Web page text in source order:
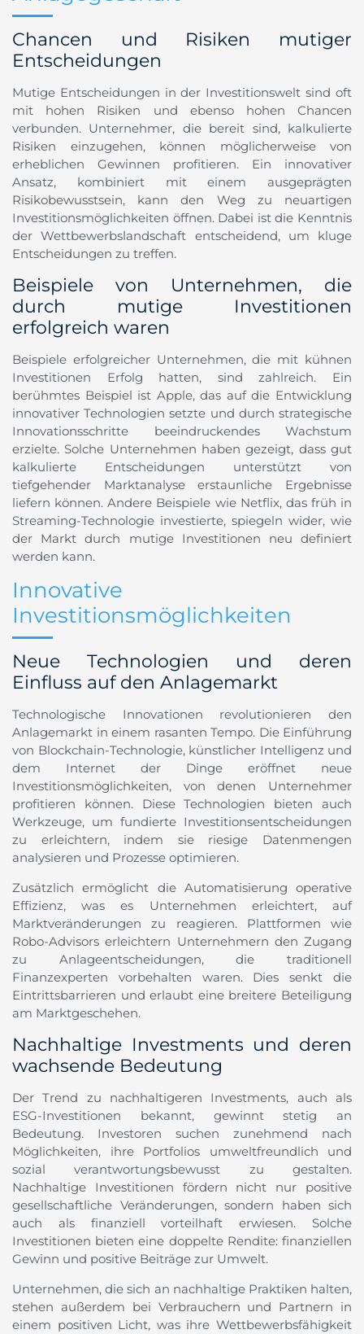
Chancen und Risiken mutiger
Entscheidungen
Mutige Entscheidungen in der Investitionswelt sind oft
mit hohen Risiken und ebenso hohen Chancen
verbunden. Unternehmer, die bereit sind, kalkulierte
Risiken einzugehen, können möglicherweise von
erheblichen Gewinnen profitieren. Ein innovativer
Ansatz, kombiniert mit einem ausgeprägten
Risikobewusstsein, kann den Weg zu neuartigen
Investitionsmöglichkeiten öffnen. Dabei ist die Kenntnis
der Wettbewerbslandschaft entscheidend, um kluge
Entscheidungen zu treffen.
Beispiele von Unternehmen, die
durch mutige Investitionen
erfolgreich waren
Beispiele erfolgreicher Unternehmen, die mit kühnen
Investitionen Erfolg hatten, sind zahlreich. Ein
berühmtes Beispiel ist Apple, das auf die Entwicklung
innovativer Technologien setzte und durch strategische
Innovationsschritte beeindruckendes Wachstum
erzielte. Solche Unternehmen haben gezeigt, dass gut
kalkulierte Entscheidungen unterstützt von
tiefgehender Marktanalyse erstaunliche Ergebnisse
liefern können. Andere Beispiele wie Netflix, das früh in
Streaming-Technologie investierte, spiegeln wider, wie
der Markt durch mutige Investitionen neu definiert
werden kann.
Innovative
Investitionsmöglichkeiten
Neue Technologien und deren
Einfluss auf den Anlagemarkt
Technologische Innovationen revolutionieren den
Anlagemarkt in einem rasanten Tempo. Die Einführung
von Blockchain-Technologie, künstlicher Intelligenz und
dem Internet der Dinge eröffnet neue
Investitionsmöglichkeiten, von denen Unternehmer
profitieren können. Diese Technologien bieten auch
Werkzeuge, um fundierte Investitionsentscheidungen
zu erleichtern, indem sie riesige Datenmengen
analysieren und Prozesse optimieren.
Zusätzlich ermöglicht die Automatisierung operative
Effizienz, was es Unternehmen erleichtert, auf
Marktveränderungen zu reagieren. Plattformen wie
Robo-Advisors erleichtern Unternehmern den Zugang
zu Anlageentscheidungen, die traditionell
Finanzexperten vorbehalten waren. Dies senkt die
Eintrittsbarrieren und erlaubt eine breitere Beteiligung
am Marktgeschehen.
Nachhaltige Investments und deren
wachsende Bedeutung
Der Trend zu nachhaltigeren Investments, auch als
ESG-Investitionen bekannt, gewinnt stetig an
Bedeutung. Investoren suchen zunehmend nach
Möglichkeiten, ihre Portfolios umweltfreundlich und
sozial verantwortungsbewusst zu gestalten.
Nachhaltige Investitionen fördern nicht nur positive
gesellschaftliche Veränderungen, sondern haben sich
auch als finanziell vorteilhaft erwiesen. Solche
Investitionen bieten eine doppelte Rendite: finanziellen
Gewinn und positive Beiträge zur Umwelt.
Unternehmen, die sich an nachhaltige Praktiken halten,
stehen außerdem bei Verbrauchern und Partnern in
einem positiven Licht, was ihre Wettbewerbsfähigkeit